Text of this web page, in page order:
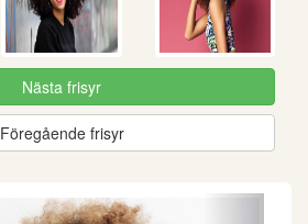
Nästa frisyr
Föregående frisyr